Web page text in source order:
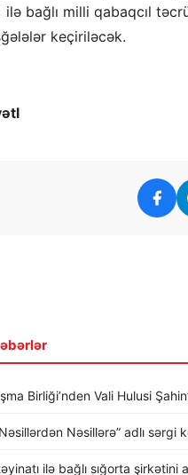
bağlı milli qabaqcıl
keçiriləcək.
Birliği’nden Vali Hulusi
Nəsillərə” adlı sərgi
ilə bağlı sığorta şirkətini